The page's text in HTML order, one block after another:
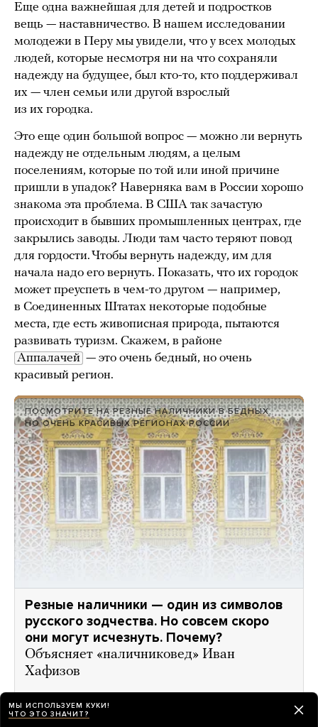
Еще одна важнейшая для детей и подростков
вещь — наставничество. В нашем исследовании
молодежи в Перу мы увидели, что у всех молодых
людей, которые несмотря ни на что сохраняли
надежду на будущее, был кто-то, кто поддерживал
их — член семьи или другой взрослый
из их городка.
Это еще один большой вопрос — можно ли вернуть
надежду не отдельным людям, а целым
поселениям, которые по той или иной причине
пришли в упадок? Наверняка вам в России хорошо
знакома эта проблема. В США так зачастую
происходит в бывших промышленных центрах, где
закрылись заводы. Люди там часто теряют повод
для гордости. Чтобы вернуть надежду, им для
начала надо его вернуть. Показать, что их городок
может преуспеть в чем-то другом — например,
в Соединенных Штатах некоторые подобные
места, где есть живописная природа, пытаются
развивать туризм. Скажем, в районе
Аппалачей — это очень бедный, но очень
красивый регион.
ПОСМОТРИТЕ НА РЕЗНЫЕ НАЛИЧНИКИ В БЕДНЫХ,
НО ОЧЕНЬ КРАСИВЫХ РЕГИОНАХ РОССИИ
Резные наличники — один из символов
русского зодчества. Но совсем скоро
они могут исчезнуть. Почему?
Объясняет «наличниковед» Иван
Хафизов
МЫ ИСПОЛЬЗУЕМ КУКИ!
ЧТО ЭТО ЗНАЧИТ?